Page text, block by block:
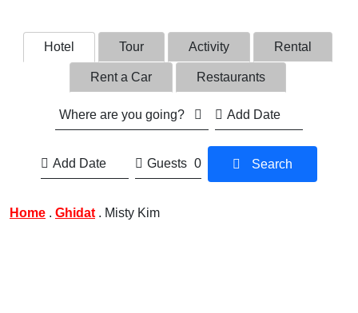
Hotel Tour Activity Rental
Rent a Car Restaurants
Where are you going?
Guests 0 Search
Home . Ghidat . Misty Kim